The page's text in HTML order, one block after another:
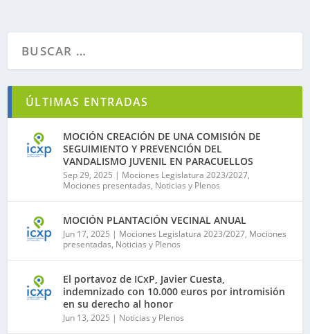
ÚLTIMAS ENTRADAS
MOCIÓN CREACIÓN DE UNA COMISIÓN DE
SEGUIMIENTO Y PREVENCIÓN DEL
VANDALISMO JUVENIL EN PARACUELLOS
Sep 29, 2025 | Mociones Legislatura 2023/2027,
Mociones presentadas, Noticias y Plenos
MOCIÓN PLANTACIÓN VECINAL ANUAL
Jun 17, 2025 | Mociones Legislatura 2023/2027, Mociones
presentadas, Noticias y Plenos
El portavoz de ICxP, Javier Cuesta,
indemnizado con 10.000 euros por intromisión
en su derecho al honor
Jun 13, 2025 | Noticias y Plenos